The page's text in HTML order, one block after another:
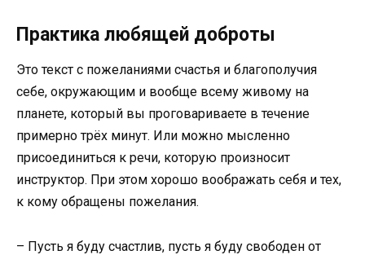
Практика любящей доброты
Это текст с пожеланиями счастья и благополучия
себе, окружающим и вообще всему живому на
планете, который вы проговариваете в течение
примерно трёх минут. Или можно мысленно
присоединиться к речи, которую произносит
инструктор. При этом хорошо воображать себя и тех,
к кому обращены пожелания.
– Пусть я буду счастлив, пусть я буду свободен от